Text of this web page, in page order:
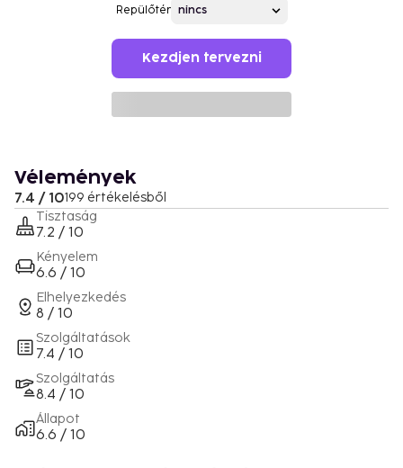
Repülőtér
Kezdjen tervezni
Vélemények
7.4 / 10199 értékelésből
Tisztaság
7.2 / 10
Kényelem
6.6 / 10
Elhelyezkedés
8 / 10
Szolgáltatások
7.4 / 10
Szolgáltatás
8.4 / 10
Állapot
6.6 / 10